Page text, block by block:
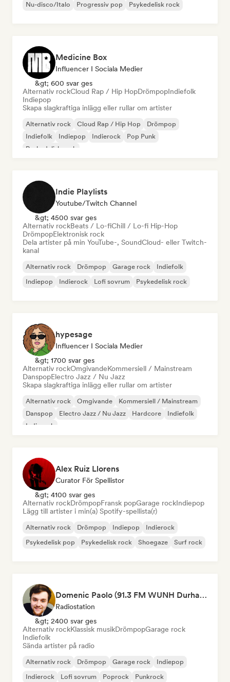
Nu-disco/Italo
Progressiv pop Psykedelisk rock
Medicine Box
Influencer I Sociala Medier
&gt; 600 svar ges
Alternativ rockCloud Rap / Hip HopDrömpopIndiefolk
Indiepop
Skapa slagkraftiga inlägg eller rullar om artister
Alternativ rock Cloud Rap / Hip Hop
Drömpop
Indiefolk
Indiepop Indierock
Pop Punk
Psykedelisk rock
Indie Playlists
Youtube/Twitch Channel
&gt; 4500 svar ges
Alternativ rockBeats / Lo-fiChill / Lo-fi Hip-Hop
DrömpopElektronisk rock
Dela artister på min YouTube-, SoundCloud- eller Twitch-
kanal
Alternativ rock Drömpop Garage rock
Indiefolk
Indiepop
Indierock Lofi sovrum Psykedelisk rock
hypesage
Influencer I Sociala Medier
&gt; 1700 svar ges
Alternativ rockOmgivandeKommersiell / Mainstream
DanspopElectro Jazz / Nu Jazz
Skapa slagkraftiga inlägg eller rullar om artister
Alternativ rock Omgivande
Kommersiell / Mainstream
Danspop
Electro Jazz / Nu Jazz Hardcore
Indiefolk
Indierock
Alex Ruiz Llorens
Curator För Spellistor
&gt; 4100 svar ges
Alternativ rockDrömpopFransk popGarage rockIndiepop
Lägg till artister i min(a) Spotify-spellista(r)
Alternativ rock Drömpop Indiepop
Indierock
Psykedelisk pop
Psykedelisk rock Shoegaze Surf rock
Domenic Paolo (91.3 FM WUNH Durham)
Radiostation
&gt; 2400 svar ges
Alternativ rockKlassisk musikDrömpopGarage rock
Indiefolk
Sända artister på radio
Alternativ rock Drömpop Garage rock
Indiepop
Indierock
Lofi sovrum Poprock Punkrock